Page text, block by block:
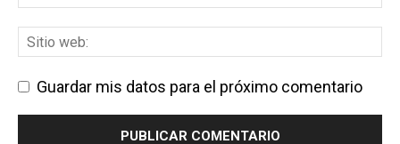
Guardar mis datos para el próximo comentario